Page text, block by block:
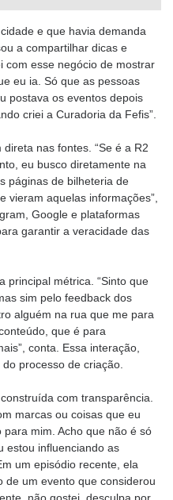
e que havia demanda
a compartilhar dicas e
com esse negócio de mostrar
eu ia. Só que as pessoas
postava os eventos depois
criei a Curadoria da Fefis”.
nas fontes. “Se é a R2
eu busco diretamente na
páginas de bilheteria de
vieram aquelas informações”,
Google e plataformas
garantir a veracidade das
principal métrica. “Sinto que
sim pelo feedback dos
alguém na rua que me para
que é para
conta. Essa interação,
processo de criação.
com transparência.
marcas ou coisas que eu
mim. Acho que não é só
estou influenciando as
um episódio recente, ela
de um evento que considerou